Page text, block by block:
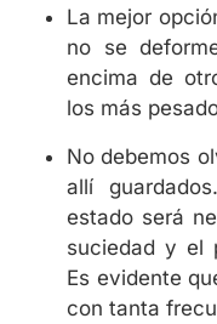
La mejor
no se
encima de
los más
No debemos
allí
estado será
suciedad y el
Es evidente
con tanta